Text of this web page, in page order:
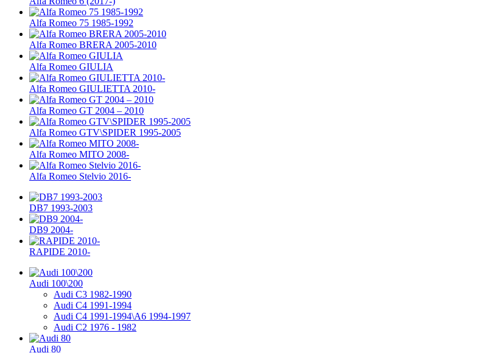
Alfa Romeo 75 1985-1992
Alfa Romeo BRERA 2005-2010
Alfa Romeo GIULIA
Alfa Romeo GIULIETTA 2010-
Alfa Romeo GT 2004 – 2010
Alfa Romeo GTV\SPIDER 1995-2005
Alfa Romeo MITO 2008-
Alfa Romeo Stelvio 2016-
DB7 1993-2003
DB9 2004-
RAPIDE 2010-
Audi 100\200
Audi C3 1982-1990
Audi C4 1991-1994
Audi C4 1991-1994\A6 1994-1997
Audi C2 1976 - 1982
Audi 80